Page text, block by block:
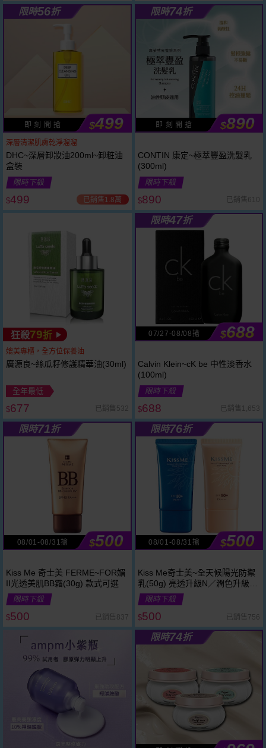
限時56折
即 刻 開 搶 $499
深層清潔肌膚乾淨溜溜
DHC~深層卸妝油200ml~卸粧油
盒裝
限時下殺
$499 已銷售1.8萬
限時74折
即 刻 開 搶 $890
CONTIN 康定~極萃豐盈洗髮乳
(300ml)
限時下殺
$890 已銷售610
狂殺79折
媲美專櫃，全方位保養油
廣源良~絲瓜籽修護精華油(30ml)
全年最低
$677 已銷售532
限時47折
07/27-08/08搶 $688
Calvin Klein~cK be 中性淡香水
(100ml)
限時下殺
$688 已銷售1,653
限時71折
08/01-08/31搶 $500
Kiss Me 奇士美 FERME~FOR媚
II光透美肌BB霜(30g) 款式可選
限時下殺
$500 已銷售837
限時76折
08/01-08/31搶 $500
Kiss Me奇士美~全天候陽光防禦
乳(50g) 亮透升級N／潤色升級N
款式可選
限時下殺
$500 已銷售756
限時74折